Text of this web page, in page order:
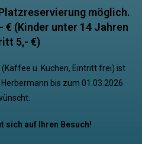
möglich.
(Kinder unter 14 Jahren
5,- €)
u. Kuchen, Eintritt frei) ist
bis zum 01.03.2026
sich auf Ihren Besuch!